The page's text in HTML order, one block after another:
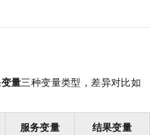
量三种变量类型，差异对比如
服务变量 结果变量